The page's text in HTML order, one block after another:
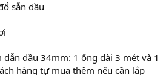
sẵn dầu
dầu 34mm: 1 ống dài 3 mét và 1
hàng tự mua thêm nếu cần lắp